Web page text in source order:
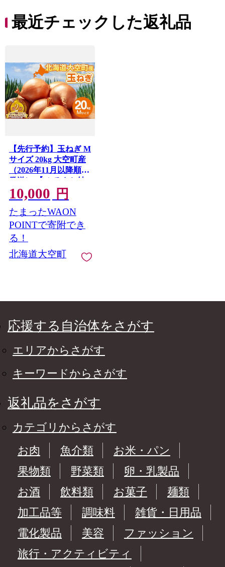
最近チェックした返礼品
【先行予約】玉ねぎ M
サイズ 20kg 大空町産
（2026年11月以降順次
発送） 【 ふるさと納
税 人気 おすすめ ラン
キング たまねぎ 玉ね
ぎ タマネギ 20kg M サ
イズ 玉葱 オニオン ス
ライス サラダ 野菜 ス
ープ 肉じゃが 煮物 ハ
ンバーグ すりおろし
10,000 円
たまったWAON
POINTで寄附でき
る！
北海道大空町
応援する自治体をさがす
エリアからさがす
キーワードからさがす
返礼品をさがす
カテゴリからさがす
お肉
魚介類
お米・パン
果物類
野菜類
卵・乳製品
お酒
飲料類 お菓子
麺類
加工品等
調味料
雑貨・日用品
電化製品
美容
ファッション
旅行・アクティビティ